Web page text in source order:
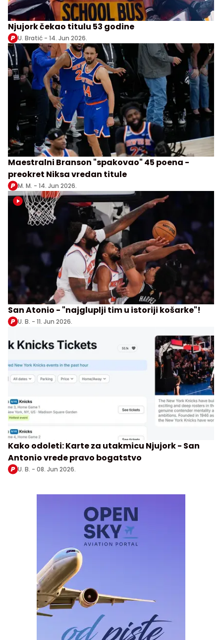
Njujork čekao titulu 53 godine
U. Bratić - 14. Jun 2026.
Maestralni Branson "spakovao" 45 poena -
preokret Niksa vredan titule
M. M. - 14. Jun 2026.
San Atonio - "najgluplji tim u istoriji košarke"!
U. B. - 11. Jun 2026.
Kako odoleti: Karte za utakmicu Njujork - San
Antonio vrede pravo bogatstvo
U. B. - 08. Jun 2026.